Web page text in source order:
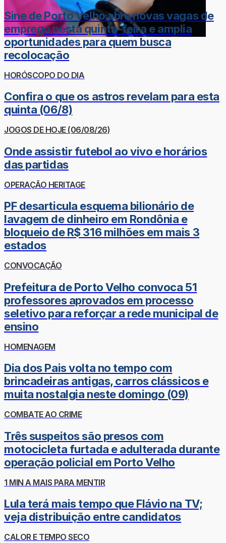
Sine de Porto Velho abre novas vagas de
emprego nesta quinta-feira e amplia
oportunidades para quem busca
recolocação
HORÓSCOPO DO DIA
Confira o que os astros revelam para esta
quinta (06/8)
JOGOS DE HOJE (06/08/26)
Onde assistir futebol ao vivo e horários
das partidas
OPERAÇÃO HERITAGE
PF desarticula esquema bilionário de
lavagem de dinheiro em Rondônia e
bloqueio de R$ 316 milhões em mais 3
estados
CONVOCAÇÃO
Prefeitura de Porto Velho convoca 51
professores aprovados em processo
seletivo para reforçar a rede municipal de
ensino
HOMENAGEM
Dia dos Pais volta no tempo com
brincadeiras antigas, carros clássicos e
muita nostalgia neste domingo (09)
COMBATE AO CRIME
Três suspeitos são presos com
motocicleta furtada e adulterada durante
operação policial em Porto Velho
1 MIN A MAIS PARA MENTIR
Lula terá mais tempo que Flávio na TV;
veja distribuição entre candidatos
CALOR E TEMPO SECO